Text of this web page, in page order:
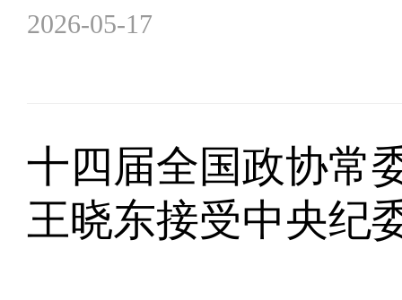
2026-05-17
十四届全国政协常
王晓东接受中央纪